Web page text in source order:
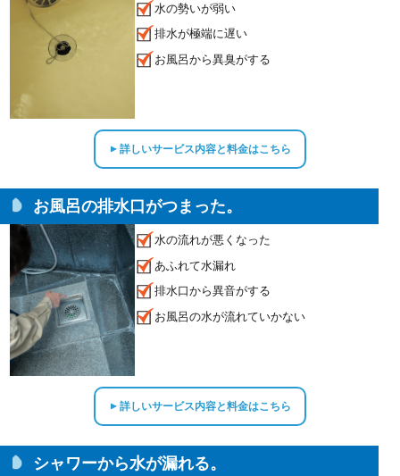
水の勢いが弱い
排水が極端に遅い
お風呂から異臭がする
▲詳しいサービス内容と料金はこちら
お風呂の排水口がつまった。
水の流れが悪くなった
あふれて水漏れ
排水口から異音がする
お風呂の水が流れていかない
▲詳しいサービス内容と料金はこちら
シャワーから水が漏れる。